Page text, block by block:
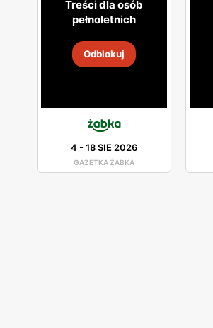
Treści dla osób
pełnoletnich
Odblokuj
4 -18 SIE 2026
GAZETKA ŻABKA